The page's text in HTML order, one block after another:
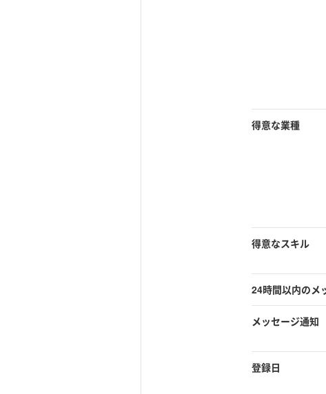
得意な業種
得意なスキル
24時間以内のメ
メッセージ通知
登録日